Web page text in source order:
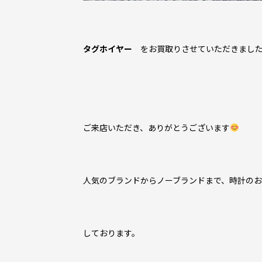
タグホイヤー をお買取りさせていただきました
ご来店いただき、ありがとうございます
人気のブランドからノーブランドまで、時計の
しております。